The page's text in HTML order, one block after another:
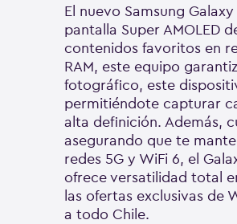
El nuevo Samsung
pantalla Super AMOLED
contenidos favoritos en
RAM, este equipo
fotográfico, este
permitiéndote capturar
alta definición. Además,
asegurando que te
redes 5G y WiFi 6, el
ofrece versatilidad total
las ofertas exclusivas de
a todo Chile.